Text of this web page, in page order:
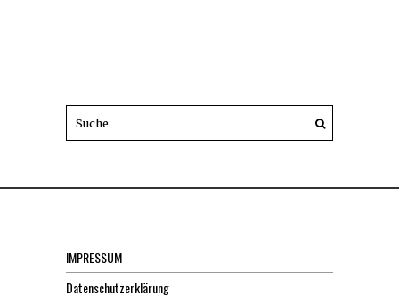
IMPRESSUM
Datenschutzerklärung